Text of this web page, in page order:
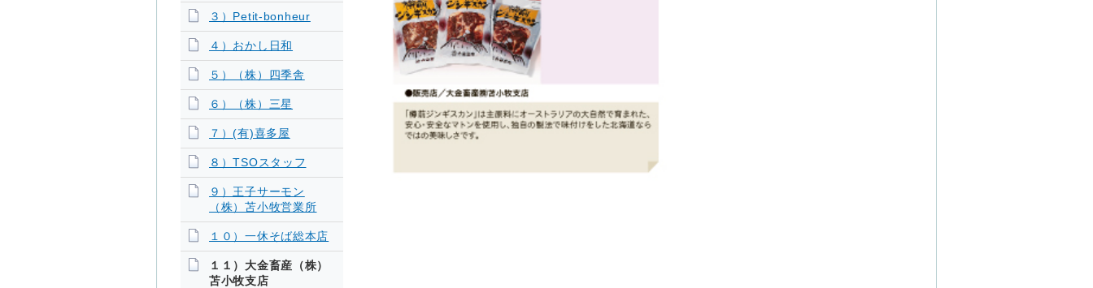
３）Petit-bonheur
４）おかし日和
５）（株）四季舎
６）（株）三星
７）(有)喜多屋
８）TSOスタッフ
９）王子サーモン
（株）苫小牧営業所
１０）一休そば総本店
１１）大金畜産（株）
苫小牧支店